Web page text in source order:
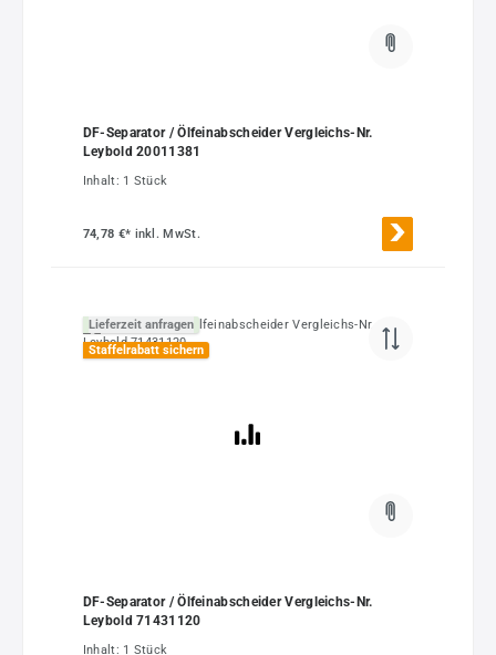
DF-Separator / Ölfeinabscheider Vergleichs-Nr.
Leybold 20011381
Inhalt: 1 Stück
74,78 €* inkl. MwSt.
Lieferzeit anfragen
Staffelrabatt sichern
DF-Separator / Ölfeinabscheider Vergleichs-Nr.
Leybold 71431120
Inhalt: 1 Stück